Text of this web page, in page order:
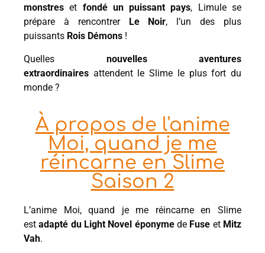
monstres et fondé un puissant pays, Limule se
prépare à rencontrer
Le Noir, l’un des plus
puissants Rois Démons !
Quelles nouvelles aventures
extraordinaires attendent le Slime le plus fort du
monde ?
À propos de l'anime
Moi, quand je me
réincarne en Slime
Saison 2
L’anime Moi, quand je me réincarne en Slime
estadapté du Light Novel éponymede Fuse et Mitz
Vah.